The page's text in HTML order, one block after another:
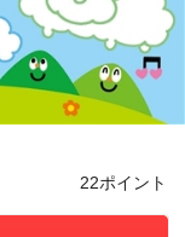
22ポイント